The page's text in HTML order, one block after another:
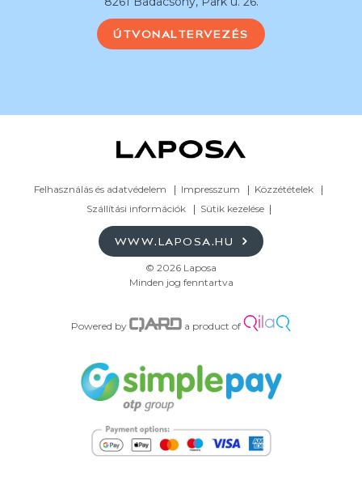
ÚTVONALTERVEZÉS
Felhasználás és adatvédelem Impresszum
Közzétételek
Szállítási információk
Sütik kezelése
WWW.LAPOSA.HU
© 2026 Laposa
Minden jog fenntartva
Powered by a product of